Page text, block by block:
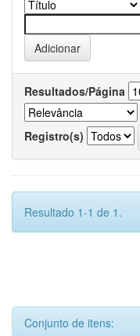
Resultados/Página
Registro(s)
Resultado 1-1 de 1.
Conjunto de itens: